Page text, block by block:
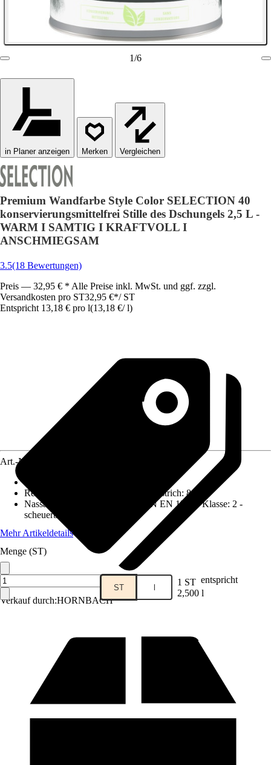
1/6
in Planer anzeigen Vergleichen
Premium Wandfarbe Style Color SELECTION 40
konservierungsmittelfrei Stille des Dschungels 2,5 L -
WARM I SAMTIG I KRAFTVOLL I
ANSCHMIEGSAM
3.5(18 Bewertungen)
Preis — 32,95 € * Alle Preise inkl. MwSt. und ggf. zzgl.
Versandkosten pro ST32,95 €*/ ST
Entspricht 13,18 € pro l(13,18 €/ l)
Verkauf durch:HORNBACH
Art.-Nr.
Reichweite (ca.) bei einmaligem Anstrich: 8 m²/l
Nassabriebbeständigkeit nach DIN EN 13300 Klasse: 2 -
scheuerbeständig
Mehr Artikeldetails
Menge (ST)
ST l 1 ST entspricht
2,500 l